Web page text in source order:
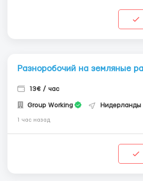
Разноробочий на земляные
13€ / час
Group Working Нидерланды
1 час назад